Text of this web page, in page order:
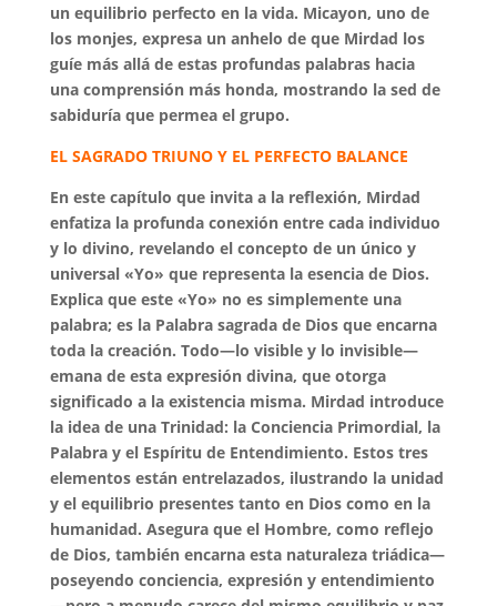
un equilibrio perfecto en la vida. Micayon, uno de
los monjes, expresa un anhelo de que Mirdad los
guíe más allá de estas profundas palabras hacia
una comprensión más honda, mostrando la sed de
sabiduría que permea el grupo.
EL SAGRADO TRIUNO Y EL PERFECTO BALANCE
En este capítulo que invita a la reflexión, Mirdad
enfatiza la profunda conexión entre cada individuo
y lo divino, revelando el concepto de un único y
universal «Yo» que representa la esencia de Dios.
Explica que este «Yo» no es simplemente una
palabra; es la Palabra sagrada de Dios que encarna
toda la creación. Todo—lo visible y lo invisible—
emana de esta expresión divina, que otorga
significado a la existencia misma. Mirdad introduce
la idea de una Trinidad: la Conciencia Primordial, la
Palabra y el Espíritu de Entendimiento. Estos tres
elementos están entrelazados, ilustrando la unidad
y el equilibrio presentes tanto en Dios como en la
humanidad. Asegura que el Hombre, como reflejo
de Dios, también encarna esta naturaleza triádica—
poseyendo conciencia, expresión y entendimiento